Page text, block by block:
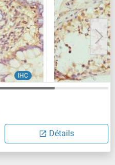
IHC
Détails